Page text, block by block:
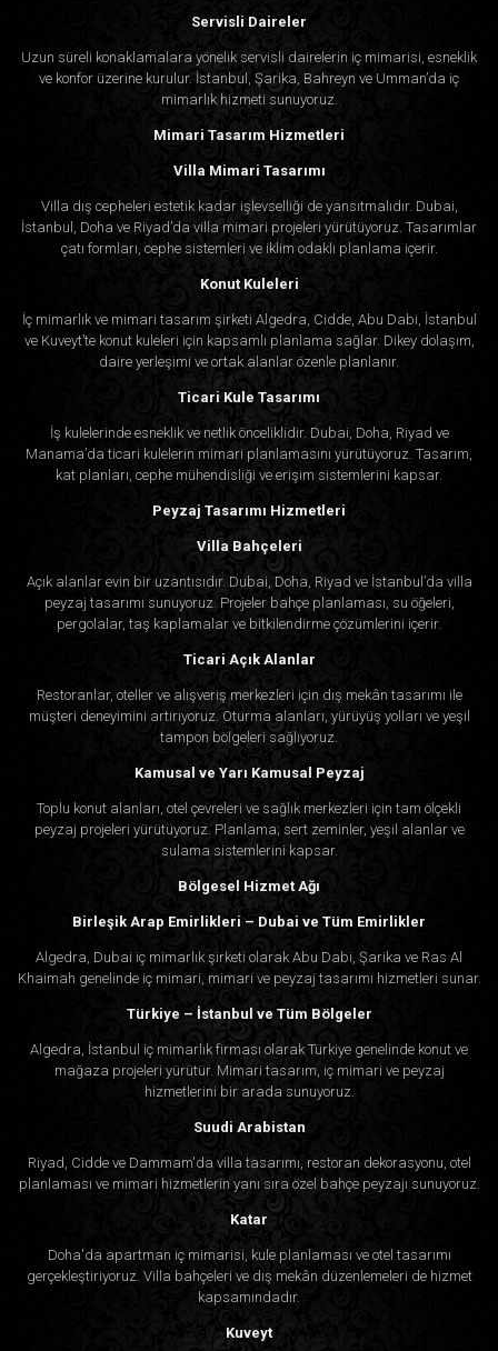
Servisli Daireler
Uzun süreli konaklamalara yönelik servisli dairelerin iç mimarisi, esneklik
ve konfor üzerine kurulur. İstanbul, Şarika, Bahreyn ve Umman’da iç
mimarlık hizmeti sunuyoruz.
Mimari Tasarım Hizmetleri
Villa Mimari Tasarımı
Villa dış cepheleri estetik kadar işlevselliği de yansıtmalıdır. Dubai,
İstanbul, Doha ve Riyad’da villa mimari projeleri yürütüyoruz. Tasarımlar
çatı formları, cephe sistemleri ve iklim odaklı planlama içerir.
Konut Kuleleri
İç mimarlık ve mimari tasarım şirketi Algedra, Cidde, Abu Dabi, İstanbul
ve Kuveyt’te konut kuleleri için kapsamlı planlama sağlar. Dikey dolaşım,
daire yerleşimi ve ortak alanlar özenle planlanır.
Ticari Kule Tasarımı
İş kulelerinde esneklik ve netlik önceliklidir. Dubai, Doha, Riyad ve
Manama’da ticari kulelerin mimari planlamasını yürütüyoruz. Tasarım,
kat planları, cephe mühendisliği ve erişim sistemlerini kapsar.
Peyzaj Tasarımı Hizmetleri
Villa Bahçeleri
Açık alanlar evin bir uzantısıdır. Dubai, Doha, Riyad ve İstanbul’da villa
peyzaj tasarımı sunuyoruz. Projeler bahçe planlaması, su öğeleri,
pergolalar, taş kaplamalar ve bitkilendirme çözümlerini içerir.
Ticari Açık Alanlar
Restoranlar, oteller ve alışveriş merkezleri için dış mekân tasarımı ile
müşteri deneyimini artırıyoruz. Oturma alanları, yürüyüş yolları ve yeşil
tampon bölgeleri sağlıyoruz.
Kamusal ve Yarı Kamusal Peyzaj
Toplu konut alanları, otel çevreleri ve sağlık merkezleri için tam ölçekli
peyzaj projeleri yürütüyoruz. Planlama; sert zeminler, yeşil alanlar ve
sulama sistemlerini kapsar.
Bölgesel Hizmet Ağı
Birleşik Arap Emirlikleri – Dubai ve Tüm Emirlikler
Algedra, Dubai iç mimarlık şirketi olarak Abu Dabi, Şarika ve Ras Al
Khaimah genelinde iç mimari, mimari ve peyzaj tasarımı hizmetleri sunar.
Türkiye – İstanbul ve Tüm Bölgeler
Algedra, İstanbul iç mimarlık firması olarak Türkiye genelinde konut ve
mağaza projeleri yürütür. Mimari tasarım, iç mimari ve peyzaj
hizmetlerini bir arada sunuyoruz.
Suudi Arabistan
Riyad, Cidde ve Dammam'da villa tasarımı, restoran dekorasyonu, otel
planlaması ve mimari hizmetlerin yanı sıra özel bahçe peyzajı sunuyoruz.
Katar
Doha'da apartman iç mimarisi, kule planlaması ve otel tasarımı
gerçekleştiriyoruz. Villa bahçeleri ve dış mekân düzenlemeleri de hizmet
kapsamındadır.
Kuveyt